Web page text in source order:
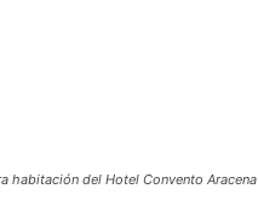
habitación del Hotel Convento Aracena